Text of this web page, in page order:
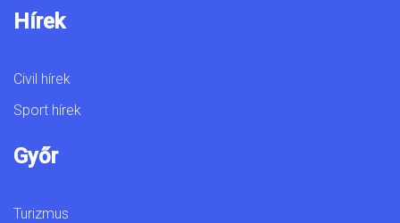
Hírek
Civil hírek
Sport hírek
Győr
Turizmus